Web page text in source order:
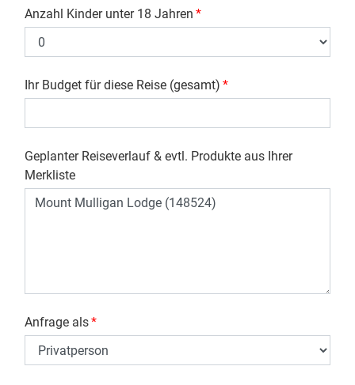
Anzahl Kinder unter 18 Jahren *
Ihr Budget für diese Reise (gesamt) *
Geplanter Reiseverlauf & evtl. Produkte aus Ihrer
Merkliste
Anfrage als*